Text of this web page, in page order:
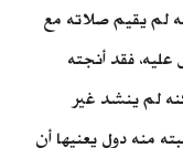
لم يقيم صلاته مع
فقد أنجته
لم ينشد غير
منه دول يعنيها أن